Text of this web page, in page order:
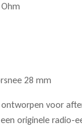
28 mm
voor
originele radio-